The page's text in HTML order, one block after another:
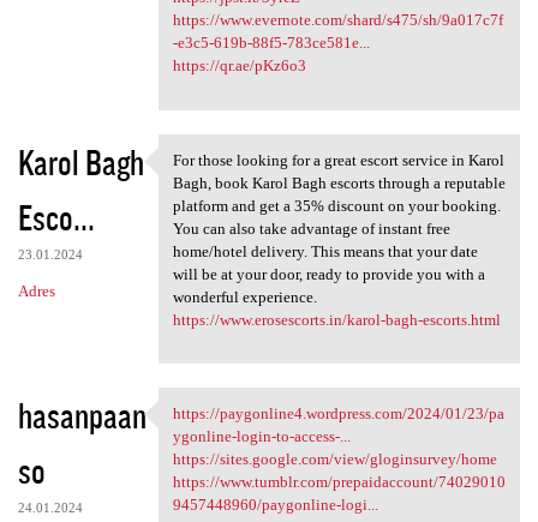
https://www.evernote.com/shard/s475/sh/9a017c7f
-e3c5-619b-88f5-783ce581e...
https://qr.ae/pKz6o3
Karol Bagh
Esco...
23.01.2024
Adres
For those looking for a great
For those looking for a great escort service in Karol
Bagh, book Karol Bagh escorts through a reputable
platform and get a 35% discount on your booking.
You can also take advantage of instant free
home/hotel delivery. This means that your date
will be at your door, ready to provide you with a
wonderful experience.
https://www.erosescorts.in/karol-bagh-escorts.html
hasanpaan
so
24.01.2024
https://paygonline4.wordpress
https://paygonline4.wordpress.com/2024/01/23/pa
ygonline-login-to-access-...
https://sites.google.com/view/gloginsurvey/home
https://www.tumblr.com/prepaidaccount/74029010
9457448960/paygonline-logi...